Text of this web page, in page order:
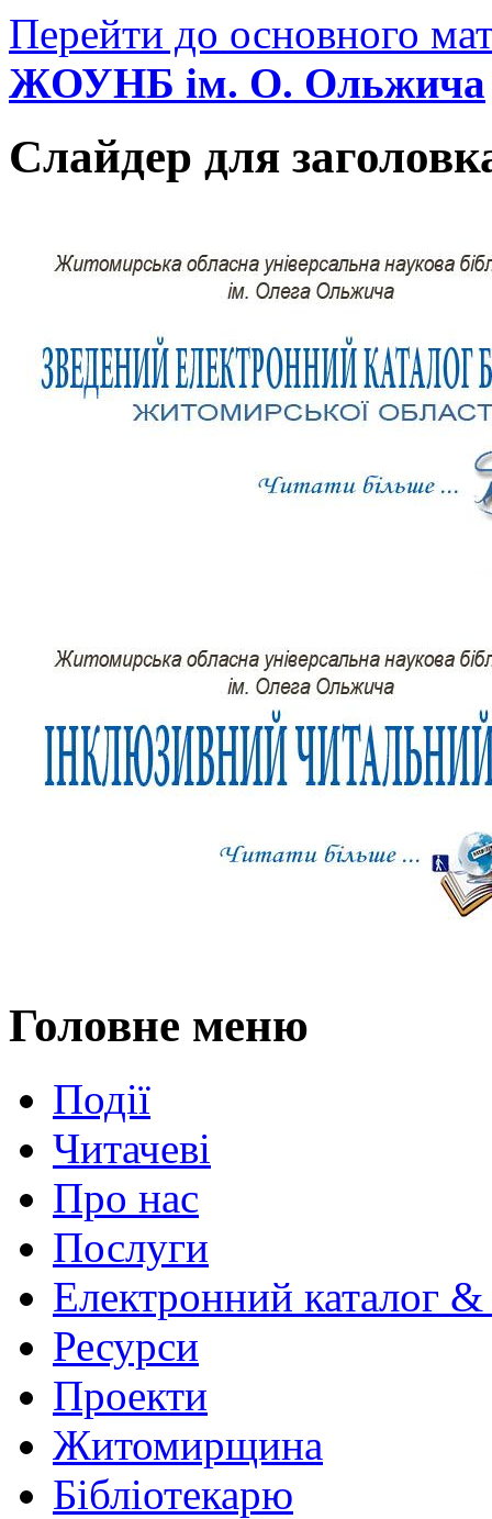
Перейти до основного
ЖОУНБ ім. О. Ольжича
Слайдер для
Головне меню
Події
Читачеві
Про нас
Послуги
Електронний каталог
Ресурси
Проекти
Житомирщина
Бібліотекарю